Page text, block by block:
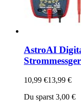
AstroAI
10,99 €13,99 €
Du sparst 3,00 €